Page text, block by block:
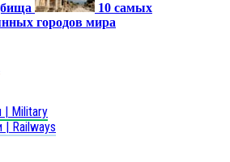
10 самых
городов мира
| Military
Railways